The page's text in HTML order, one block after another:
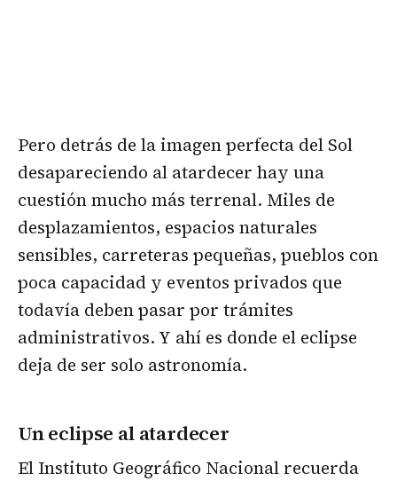
Pero detrás de la imagen perfecta del Sol
desapareciendo al atardecer hay una
cuestión mucho más terrenal. Miles de
desplazamientos, espacios naturales
sensibles, carreteras pequeñas, pueblos con
poca capacidad y eventos privados que
todavía deben pasar por trámites
administrativos. Y ahí es donde el eclipse
deja de ser solo astronomía.
Un eclipse al atardecer
El Instituto Geográfico Nacional recuerda